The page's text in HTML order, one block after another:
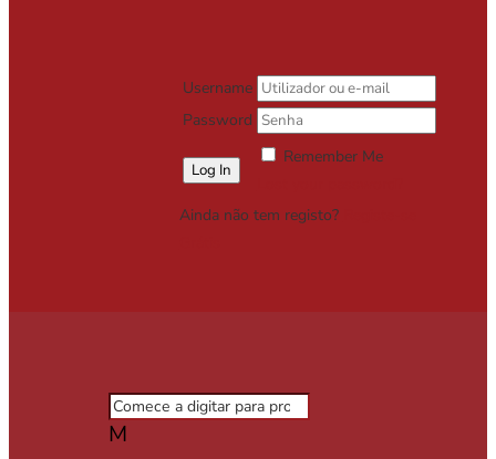
Username
Password
Remember Me
Ainda não tem registo?
M